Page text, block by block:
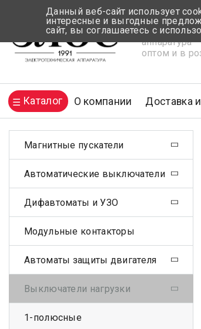
аппаратура
оптом и в
Каталог О компании Доставка
Магнитные пускатели
Автоматические выключатели
Дифавтоматы и УЗО
Модульные контакторы
Автоматы защиты двигателя
Выключатели нагрузки
1-полюсные
Данный веб-сайт использует
интересные и выгодные
сайт, вы соглашаетесь с